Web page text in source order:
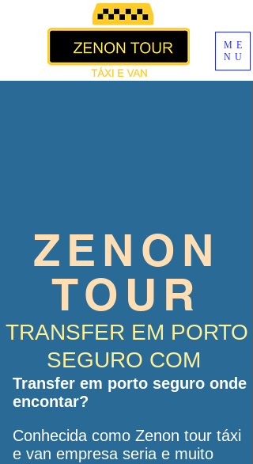
ME
NU
ZENON
TOUR
TRANSFER EM PORTO
SEGURO COM
Transfer em porto seguro onde
encontar?
Conhecida como Zenon tour táxi
e van empresa seria e muito